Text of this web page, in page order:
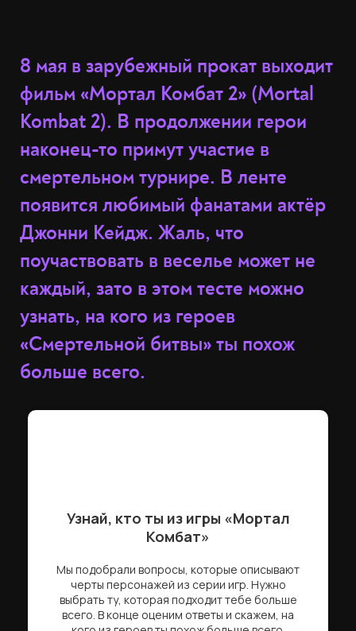
8 мая в зарубежный прокат выходит
фильм «Мортал Комбат 2» (Mortal
Kombat 2). В продолжении герои
наконец-то примут участие в
смертельном турнире. В ленте
появится любимый фанатами актёр
Джонни Кейдж. Жаль, что
поучаствовать в веселье может не
каждый, зато в этом тесте можно
узнать, на кого из героев
«Смертельной битвы» ты похож
больше всего.